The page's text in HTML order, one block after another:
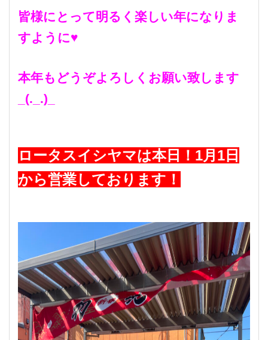
皆様にとって明るく楽しい年になりま
すように♥
本年もどうぞよろしくお願い致します
_(._.)_
ロータスイシヤマは本日！1月1日
から営業しております！